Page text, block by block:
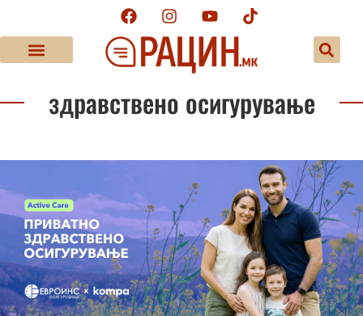
здравствено осигурување